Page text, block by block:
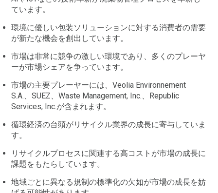
ています。
環境に優しい包装ソリューションに対する消費者の需要
が新たな機会を創出しています。
市場は非常に競争の激しい環境であり、多くのプレーヤ
ーが市場シェアを争っています。
市場の主要プレーヤーには、Veolia Environnement
S.A.、SUEZ、Waste Management, Inc.、Republic
Services, Inc.が含まれます。
循環経済の台頭がリサイクル業界の成長に寄与していま
す。
リサイクルプロセスに関連する高コストが市場の成長に
課題をもたらしています。
地域ごとに異なる規制の標準化の欠如が市場の成長を妨